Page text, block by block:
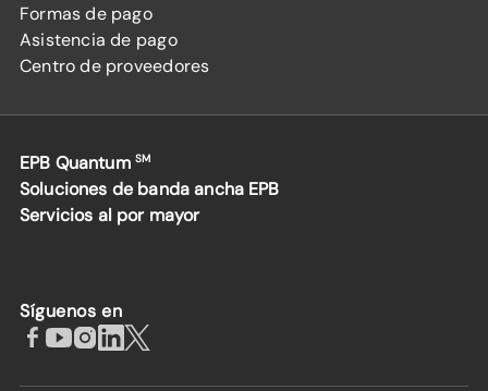
Formas de pago
Asistencia de pago
Centro de proveedores
EPB Quantum SM
Soluciones de banda ancha EPB
Servicios al por mayor
Síguenos en